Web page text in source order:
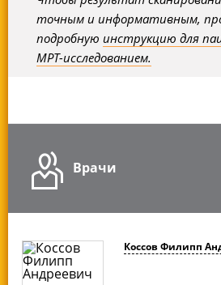
точным и информативным,
подробнуюинструкцию для
МРТ-исследованием.
Врачи
Коссов Филипп